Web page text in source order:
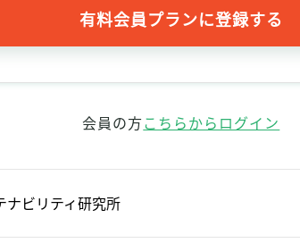
有料会員プランに登録する
会員の方こちらからログイン
ナビリティ研究所